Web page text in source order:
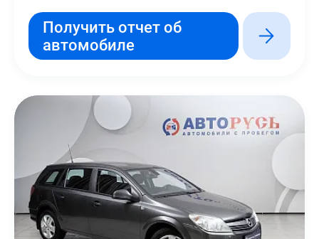
Получить отчет об
автомобиле